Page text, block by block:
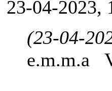
23-04-2023,
(23-04-
e.m.m.a